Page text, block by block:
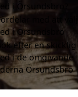
i Örsundsbro?
med att välja
i Örsundsbro
efter en skicklig
i de omgivande
Örsundsbro